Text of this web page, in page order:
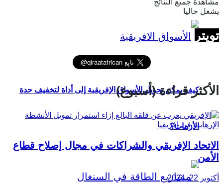
كيف يمكن تحويل الأسواق الإفريقية إلى أداة لتخفيف حدة
الأزمات؟
مشاهدة جميع النتائج
يشغل حاليا
تويتر
الأكثر قراءة (أسبوع)
الاتحاد الإفريقي والشراكات في مجال إصلاح قطاع
الأمن
أكتوبر 22, 2024